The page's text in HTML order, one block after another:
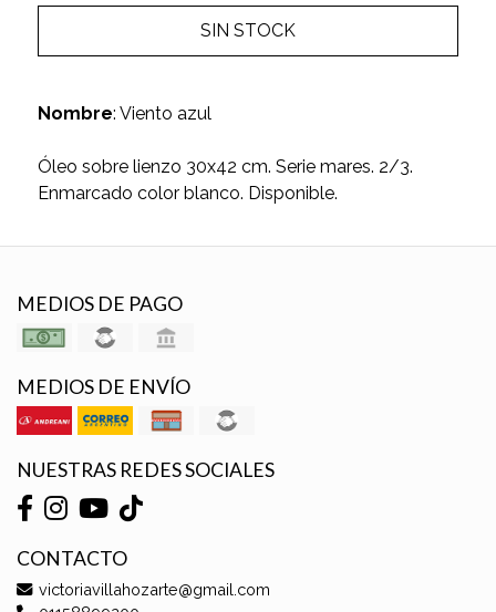
SIN STOCK
Nombre: Viento azul
Óleo sobre lienzo 30x42 cm. Serie mares. 2/3.
Enmarcado color blanco. Disponible.
MEDIOS DE PAGO
MEDIOS DE ENVÍO
NUESTRAS REDES SOCIALES
CONTACTO
victoriavillahozarte@gmail.com